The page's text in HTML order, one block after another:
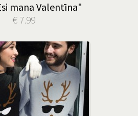
mana Valentīna"
€ 7.99